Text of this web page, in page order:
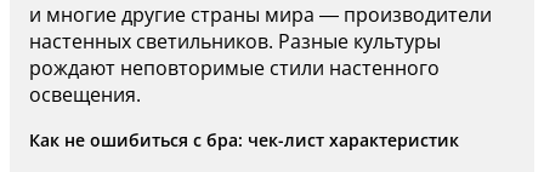
и многие другие страны мира — производители
настенных светильников. Разные культуры
рождают неповторимые стили настенного
освещения.
Как не ошибиться с бра: чек-лист характеристик